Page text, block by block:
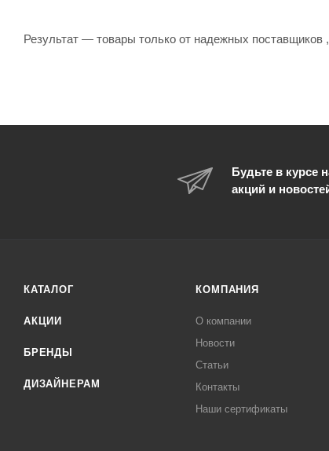
Результат — товары только от надежных
Будьте в курсе
акций и
КАТАЛОГ
АКЦИИ
БРЕНДЫ
ДИЗАЙНЕРАМ
КОМПАНИЯ
О компании
Новости
Статьи
Контакты
Наши сертификаты